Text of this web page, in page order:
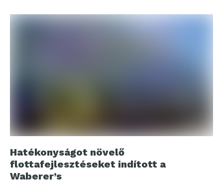
Hatékonyságot növelő
flottafejlesztéseket indított a
Waberer’s